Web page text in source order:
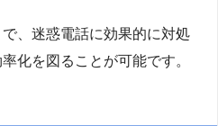
、迷惑電話に効果的に対処
化を図ることが可能です。